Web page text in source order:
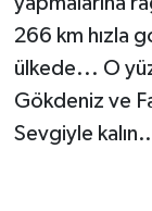
266 km hızla
ülkede... O
Gökdeniz ve
Sevgiyle